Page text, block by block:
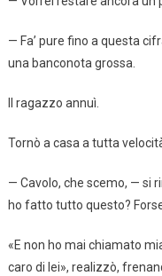
— Fa’ pure fino a questa
una banconota grossa.
Il ragazzo annuì.
Tornò a casa a tutta
— Cavolo, che scemo, — si
ho fatto tutto questo?
«E non ho mai chiamato
caro di lei», realizzò,